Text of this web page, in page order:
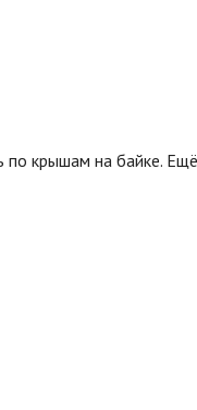
по крышам на байке.